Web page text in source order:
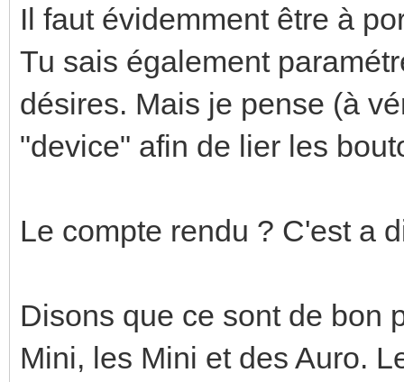
Il faut évidemment être à
Tu sais également
désires. Mais je pense (à
"device" afin de lier les
Le compte rendu ? C'est a
Disons que ce sont de bon
Mini, les Mini et des Auro.